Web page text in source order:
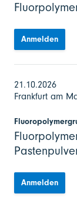
Anmelden
21.10.2026
Frankfurt am
Anmelden